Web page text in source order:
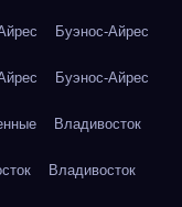
Буэнос-Айрес
Буэнос-Айрес
Владивосток
Владивосток